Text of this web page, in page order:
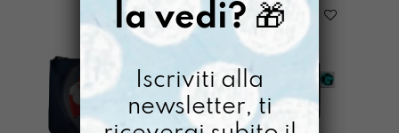
la vedi? 🎁
Iscriviti alla
newsletter, ti